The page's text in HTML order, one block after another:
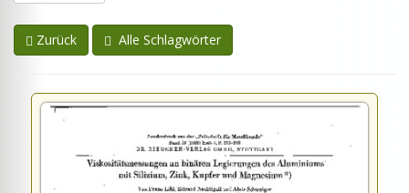
Zurück Alle Schlagwörter